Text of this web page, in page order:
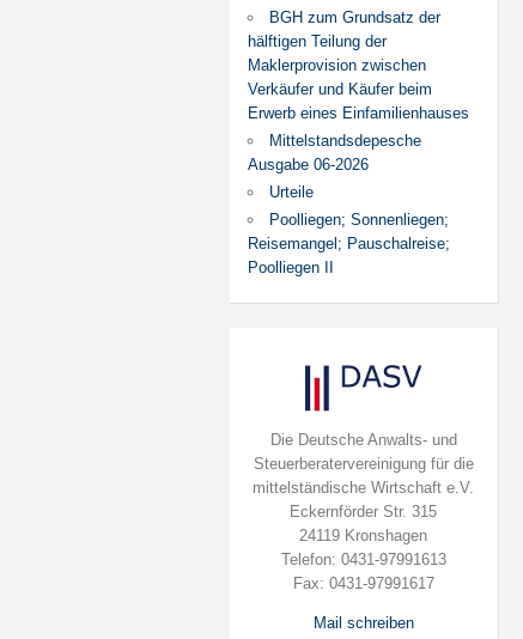
BGH zum Grundsatz der
hälftigen Teilung der
Maklerprovision zwischen
Verkäufer und Käufer beim
Erwerb eines Einfamilienhauses
Mittelstandsdepesche
Ausgabe 06-2026
Urteile
Poolliegen; Sonnenliegen;
Reisemangel; Pauschalreise;
Poolliegen II
Die Deutsche Anwalts- und
Steuerberatervereinigung für die
mittelständische Wirtschaft e.V.
Eckernförder Str. 315
24119 Kronshagen
Telefon: 0431-97991613
Fax: 0431-97991617
Mail schreiben